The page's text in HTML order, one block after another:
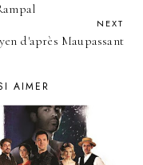
NEXT
d'après Maupassant
AIMER